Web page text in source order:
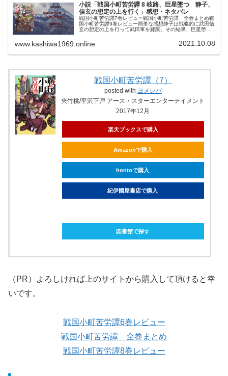
小説「戦国小町苦労譚 8 岐路、巨星墜つ 静子、
信玄の想定の上を行く」感想・ネタバレ
戦国小町苦労譚7巻レビュー戦国小町苦労譚 全巻まとめ戦
国小町苦労譚9巻レビュー簡単な感想静子は戦略的に武田信
玄の想定の上を行って武田軍を蹂躙。その結果、巨星堕
ノベル。農業高校で学ぶ歴史好き...
www.kashiwa1969.online 2021.10.08
戦国小町苦労譚（7）
posted with ヨメレバ
夾竹桃/平沢下戸 アース・スターエンターテイメント
2017年12月
楽天ブックスで購入
Amazonで購入
hontoで購入
紀伊國屋書店で購入
図書館で探す
（PR）よろしければ上のサイトから購入して頂けると幸
いです。
戦国小町苦労譚6巻レビュー
戦国小町苦労譚 全巻まとめ
戦国小町苦労譚8巻レビュー